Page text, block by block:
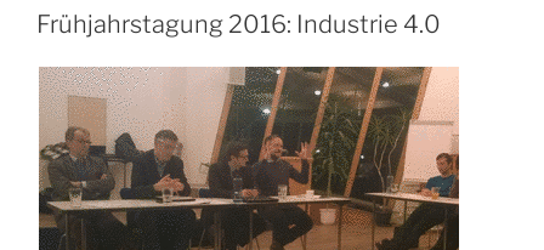
AM
Frühjahrstagung 2016: Industrie 4.0